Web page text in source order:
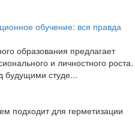
обучение: вся правда
образования предлагает
и личностного роста.
будущими студе...